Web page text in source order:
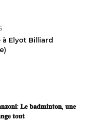
à Elyot Billiard
𝐋𝐞 𝐛𝐚𝐝𝐦𝐢𝐧𝐭𝐨𝐧, 𝐮𝐧𝐞
𝐭𝐨𝐮𝐭